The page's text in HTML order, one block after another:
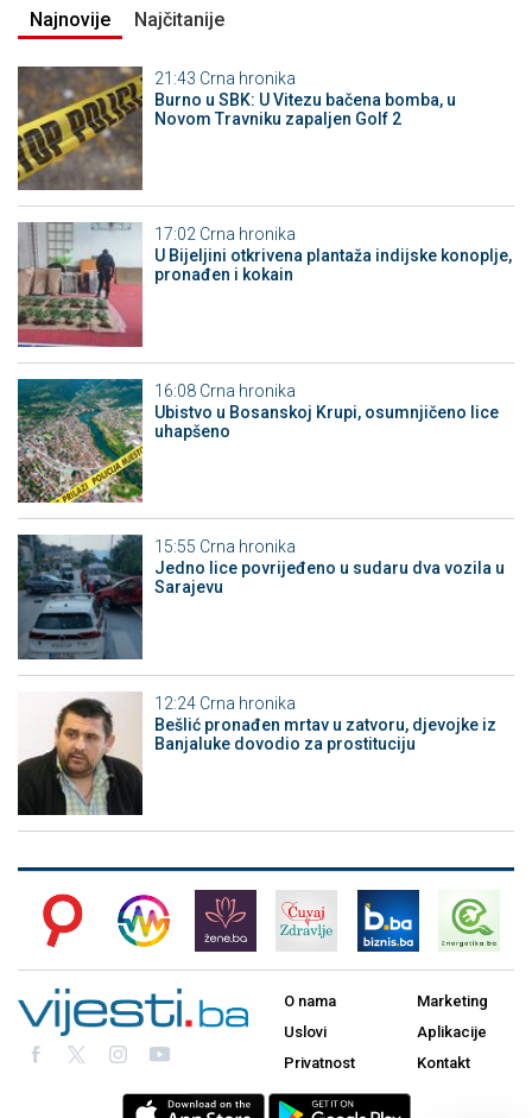
Najnovije Najčitanije
21:43 Crna hronika
Burno u SBK: U Vitezu bačena bomba, u
Novom Travniku zapaljen Golf 2
17:02 Crna hronika
​U Bijeljini otkrivena plantaža indijske konoplje,
pronađen i kokain
16:08 Crna hronika
Ubistvo u Bosanskoj Krupi, osumnjičeno lice
uhapšeno
15:55 Crna hronika
Јedno lice povrijeđeno u sudaru dva vozila u
Sarajevu
12:24 Crna hronika
Bešlić pronađen mrtav u zatvoru, djevojke iz
Banjaluke dovodio za prostituciju
O nama
Uslovi
Privatnost
Marketing
Aplikacije
Kontakt